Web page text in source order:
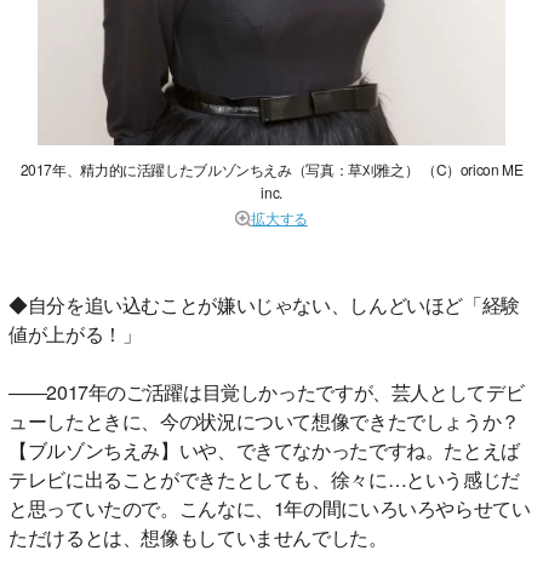
2017年、精力的に活躍したブルゾンちえみ（写真：草刈雅之） （C）oricon ME
inc.
拡大する
◆自分を追い込むことが嫌いじゃない、しんどいほど「経験
値が上がる！」
――2017年のご活躍は目覚しかったですが、芸人としてデビ
ューしたときに、今の状況について想像できたでしょうか？
【ブルゾンちえみ】いや、できてなかったですね。たとえば
テレビに出ることができたとしても、徐々に…という感じだ
と思っていたので。こんなに、1年の間にいろいろやらせてい
ただけるとは、想像もしていませんでした。